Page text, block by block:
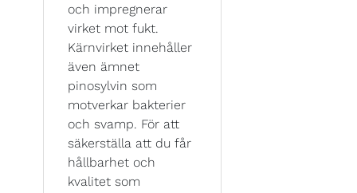
och impregnerar
virket mot fukt.
Kärnvirket innehåller
även ämnet
pinosylvin som
motverkar bakterier
och svamp. För att
säkerställa att du får
hållbarhet och
kvalitet som